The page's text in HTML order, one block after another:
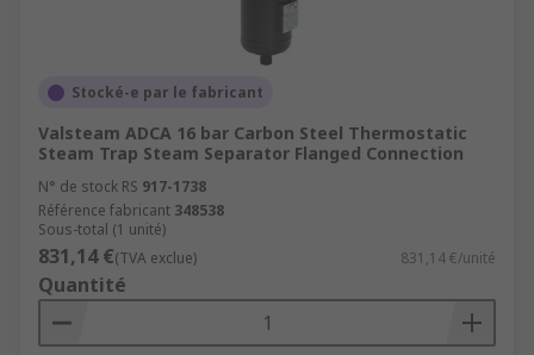
Stocké-e par le fabricant
Valsteam ADCA 16 bar Carbon Steel Thermostatic
Steam Trap Steam Separator Flanged Connection
N° de stock RS 917-1738
Référence fabricant 348538
Sous-total (1 unité)
831,14 €(TVA exclue) 831,14 €/unité
Quantité